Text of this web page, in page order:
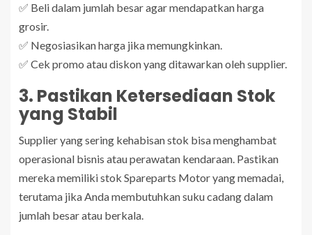
✅ Beli dalam jumlah besar agar mendapatkan harga
grosir.
✅ Negosiasikan harga jika memungkinkan.
✅ Cek promo atau diskon yang ditawarkan oleh supplier.
3. Pastikan Ketersediaan Stok
yang Stabil
Supplier yang sering kehabisan stok bisa menghambat
operasional bisnis atau perawatan kendaraan. Pastikan
mereka memiliki stok Spareparts Motor yang memadai,
terutama jika Anda membutuhkan suku cadang dalam
jumlah besar atau berkala.